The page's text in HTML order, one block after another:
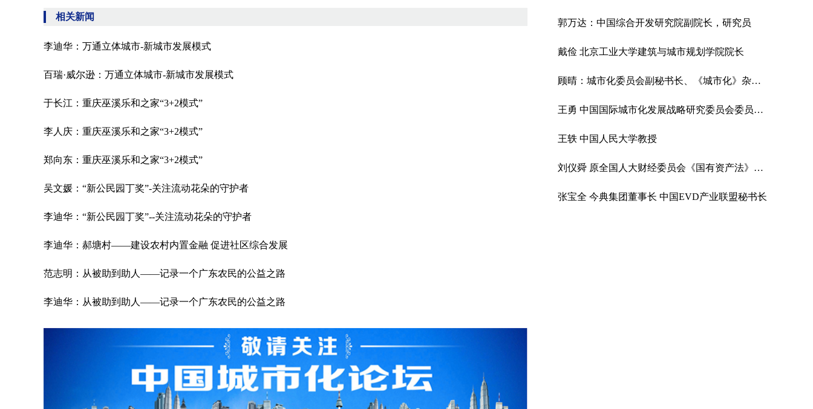
相关新闻
李迪华：万通立体城市-新城市发展模式
百瑞·威尔逊：万通立体城市-新城市发展模式
于长江：重庆巫溪乐和之家“3+2模式”
李人庆：重庆巫溪乐和之家“3+2模式”
郑向东：重庆巫溪乐和之家“3+2模式”
吴文媛：“新公民园丁奖”-关注流动花朵的守护者
李迪华：“新公民园丁奖”--关注流动花朵的守护者
李迪华：郝塘村——建设农村内置金融 促进社区综合发展
范志明：从被助到助人——记录一个广东农民的公益之路
李迪华：从被助到助人——记录一个广东农民的公益之路
郭万达：中国综合开发研究院副院长，研究员
戴俭 北京工业大学建筑与城市规划学院院长
顾晴：城市化委员会副秘书长、《城市化》杂志主编、城市化网总裁
王勇 中国国际城市化发展战略研究委员会委员、北京龙人盛世城市景观工程公司副总经理、设计师
王轶 中国人民大学教授
刘仪舜 原全国人大财经委员会《国有资产法》起草工作组组长
张宝全 今典集团董事长 中国EVD产业联盟秘书长